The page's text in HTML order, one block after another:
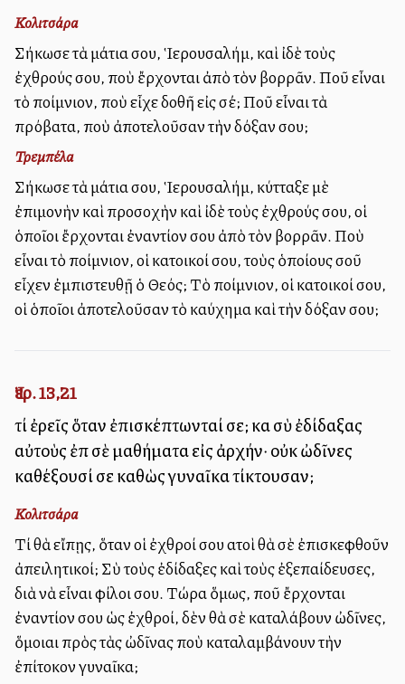
Κολιτσάρα
Σήκωσε τὰ μάτια σου, Ἱερουσαλήμ, καὶ ἰδὲ τοὺς
ἐχθρούς σου, ποὺ ἔρχονται ἀπὸ τὸν βορρᾶν. Ποῦ εἶναι
τὸ ποίμνιον, ποὺ εἶχε δοθῆ εἰς σέ; Ποῦ εἶναι τὰ
πρόβατα, ποὺ ἀποτελοῦσαν τὴν δόξαν σου;
Τρεμπέλα
Σήκωσε τὰ μάτια σου, Ἱερουσαλήμ, κύτταξε μὲ
ἐπιμονὴν καὶ προσοχὴν καὶ ἰδὲ τοὺς ἐχθρούς σου, οἱ
ὁποῖοι ἔρχονται ἐναντίον σου ἀπὸ τὸν βορρᾶν. Ποὺ
εἶναι τὸ ποίμνιον, οἱ κατοικοί σου, τοὺς ὁποίους σοῦ
εἶχεν ἐμπιστευθῇ ὁ Θεός; Τὸ ποίμνιον, οἱ κατοικοί σου,
οἱ ὁποῖοι ἀποτελοῦσαν τὸ καύχημα καὶ τὴν δόξαν σου;
Ἰερ. 13,21
τί ἐρεῖς ὅταν ἐπισκέπτωνταί σε; καὶ σὺ ἐδίδαξας
αὐτοὺς ἐπὶ σὲ μαθήματα εἰς ἀρχήν· οὐκ ὠδῖνες
καθέξουσί σε καθὼς γυναῖκα τίκτουσαν;
Κολιτσάρα
Τί θὰ εἴπῃς, ὅταν οἱ ἐχθροί σου αὐτοὶ θὰ σὲ ἐπισκεφθοῦν
ἀπειλητικοί; Σὺ τοὺς ἐδίδαξες καὶ τοὺς ἐξεπαίδευσες,
διὰ νὰ εἶναι φίλοι σου. Τώρα ὅμως, ποῦ ἔρχονται
ἐναντίον σου ὡς ἐχθροί, δὲν θὰ σὲ καταλάβουν ὠδῖνες,
ὅμοιαι πρὸς τὰς ὠδῖνας ποὺ καταλαμβάνουν τὴν
ἐπίτοκον γυναῖκα;